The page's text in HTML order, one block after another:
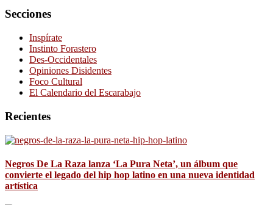
Secciones
Inspírate
Instinto Forastero
Des-Occidentales
Opiniones Disidentes
Foco Cultural
El Calendario del Escarabajo
Recientes
Negros De La Raza lanza ‘La Pura Neta’, un álbum que
convierte el legado del hip hop latino en una nueva identidad
artística